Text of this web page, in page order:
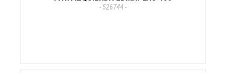
- 526744 -